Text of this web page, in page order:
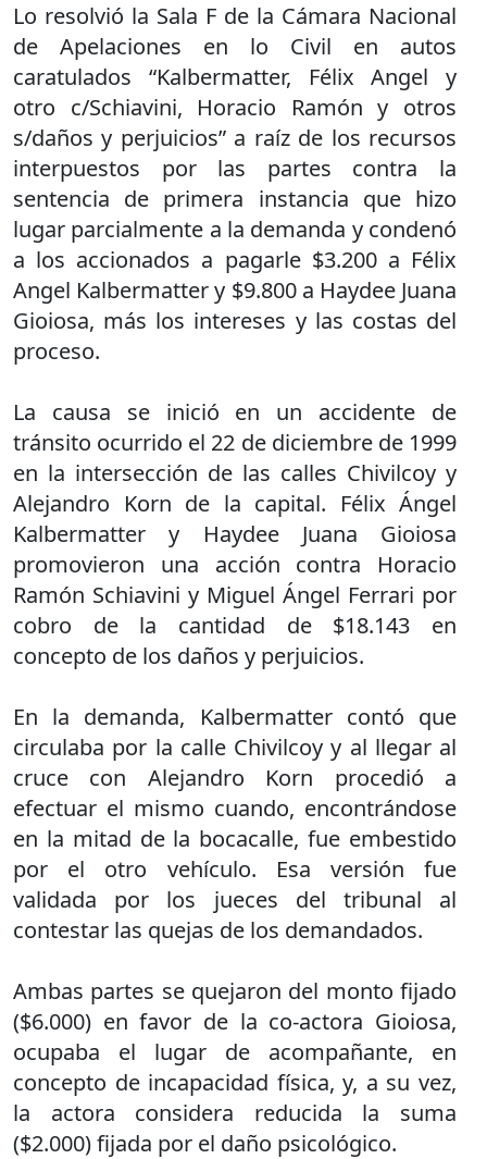
Lo resolvió la Sala F de la Cámara Nacional
de Apelaciones en lo Civil en autos
caratulados “Kalbermatter, Félix Angel y
otro c/Schiavini, Horacio Ramón y otros
s/daños y perjuicios” a raíz de los recursos
interpuestos por las partes contra la
sentencia de primera instancia que hizo
lugar parcialmente a la demanda y condenó
a los accionados a pagarle $3.200 a Félix
Angel Kalbermatter y $9.800 a Haydee Juana
Gioiosa, más los intereses y las costas del
proceso.
La causa se inició en un accidente de
tránsito ocurrido el 22 de diciembre de 1999
en la intersección de las calles Chivilcoy y
Alejandro Korn de la capital. Félix Ángel
Kalbermatter y Haydee Juana Gioiosa
promovieron una acción contra Horacio
Ramón Schiavini y Miguel Ángel Ferrari por
cobro de la cantidad de $18.143 en
concepto de los daños y perjuicios.
En la demanda, Kalbermatter contó que
circulaba por la calle Chivilcoy y al llegar al
cruce con Alejandro Korn procedió a
efectuar el mismo cuando, encontrándose
en la mitad de la bocacalle, fue embestido
por el otro vehículo. Esa versión fue
validada por los jueces del tribunal al
contestar las quejas de los demandados.
Ambas partes se quejaron del monto fijado
($6.000) en favor de la co-actora Gioiosa,
ocupaba el lugar de acompañante, en
concepto de incapacidad física, y, a su vez,
la actora considera reducida la suma
($2.000) fijada por el daño psicológico.